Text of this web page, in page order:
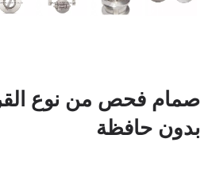
صمام فحص من نوع
بدون حافظة